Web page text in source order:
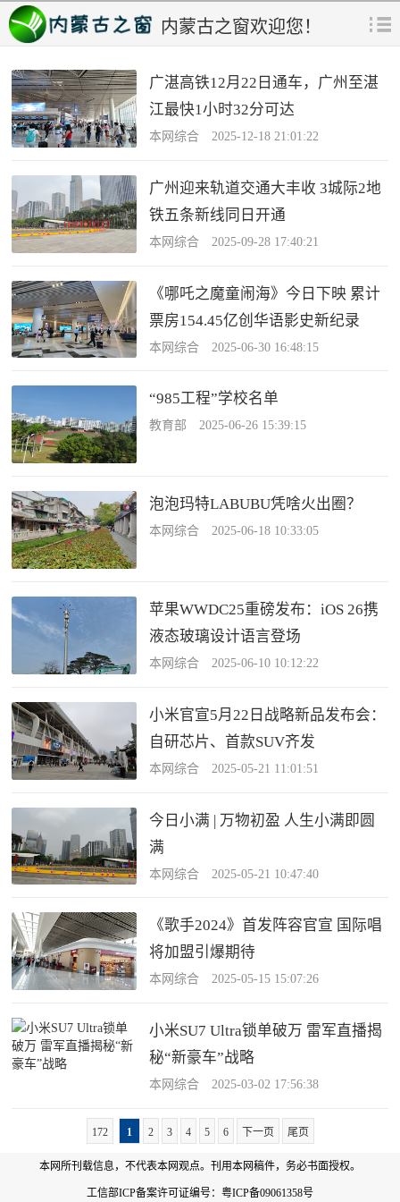
内蒙古之窗欢迎您！
广湛高铁12月22日通车，广州至湛
江最快1小时32分可达
本网综合 2025-12-18 21:01:22
广州迎来轨道交通大丰收 3城际2地
铁五条新线同日开通
本网综合 2025-09-28 17:40:21
《哪吒之魔童闹海》今日下映 累计
票房154.45亿创华语影史新纪录
本网综合 2025-06-30 16:48:15
“985工程”学校名单
教育部 2025-06-26 15:39:15
泡泡玛特LABUBU凭啥火出圈？
本网综合 2025-06-18 10:33:05
苹果WWDC25重磅发布：iOS 26携
液态玻璃设计语言登场
本网综合 2025-06-10 10:12:22
小米官宣5月22日战略新品发布会：
自研芯片、首款SUV齐发
本网综合 2025-05-21 11:01:51
今日小满 | 万物初盈 人生小满即圆
满
本网综合 2025-05-21 10:47:40
《歌手2024》首发阵容官宣 国际唱
将加盟引爆期待
本网综合 2025-05-15 15:07:26
小米SU7 Ultra锁单破万 雷军直播揭
秘“新豪车”战略
本网综合 2025-03-02 17:56:38
172 1 2 3 4 5 6 下一页 尾页
本网所刊载信息，不代表本网观点。刊用本网稿件，务必书面授权。
工信部ICP备案许可证编号： 粤ICP备09061358号